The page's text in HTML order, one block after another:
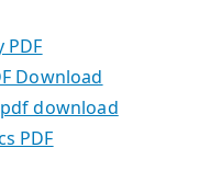
PDF
Download
download
PDF